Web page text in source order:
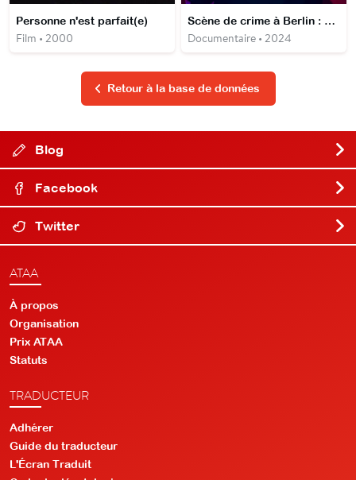
Personne n'est parfait(e)
Film • 2000
Scène de crime à Berlin : Les nuits sanglantes
Documentaire • 2024
Retour à la base de données
Blog
Facebook
Twitter
ATAA
À propos
Organisation
Prix ATAA
Statuts
TRADUCTEUR
Adhérer
Guide du traducteur
L'Écran Traduit